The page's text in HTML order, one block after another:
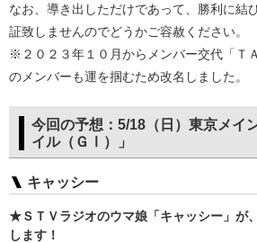
なお、導き出しただけであって、勝利に結
証致しませんのでどうかご容赦ください。
※２０２３年１０月からメンバー交代「Ｔ
のメンバーも運を掴むため改名しました。​
今回の予想：5/18（日）東京メイ
イル（ＧⅠ）」
キャッシー
★ＳＴＶラジオのウマ娘「キャッシー」が
します！